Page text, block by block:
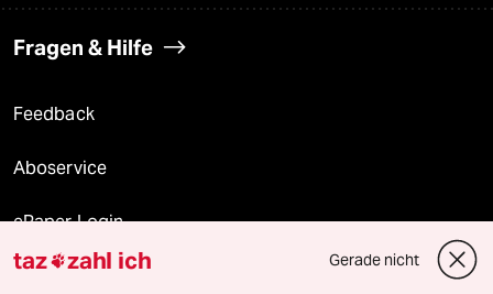
Fragen & Hilfe
Feedback
Aboservice
ePaper Login
Downloads für Abonnierende
taz zahl ich Gerade nicht